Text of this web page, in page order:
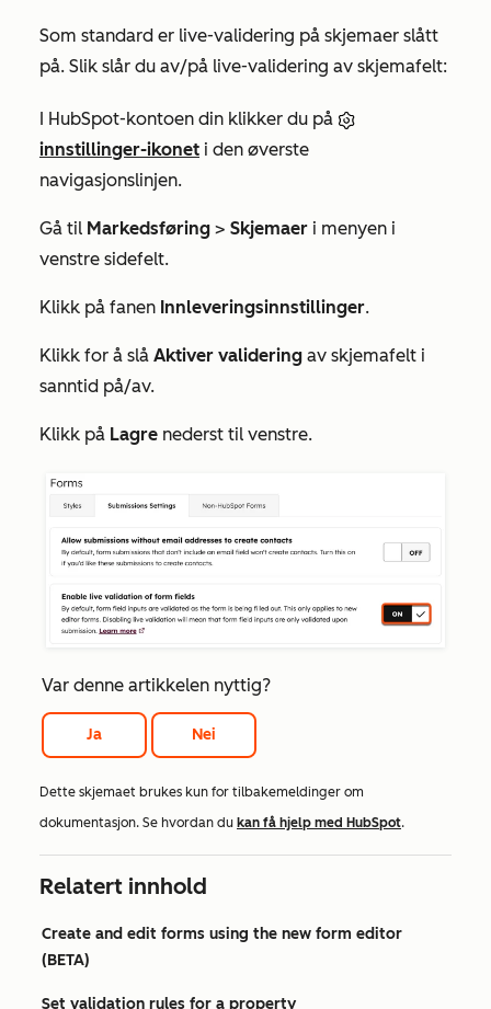
Som standard er live-validering på skjemaer slått
på. Slik slår du av/på live-validering av skjemafelt:
I HubSpot-kontoen din klikker du på
innstillinger-ikonet i den øverste
navigasjonslinjen.
Gå til Markedsføring > Skjemaer i menyen i
venstre sidefelt.
Klikk på fanen Innleveringsinnstillinger.
Klikk for å slå Aktiver validering av skjemafelt i
sanntid på/av.
Klikk på Lagre nederst til venstre.
Var denne artikkelen nyttig?
Ja Nei
Dette skjemaet brukes kun for tilbakemeldinger om
dokumentasjon. Se hvordan du kan få hjelp med HubSpot.
Relatert innhold
Create and edit forms using the new form editor
(BETA)
Set validation rules for a property